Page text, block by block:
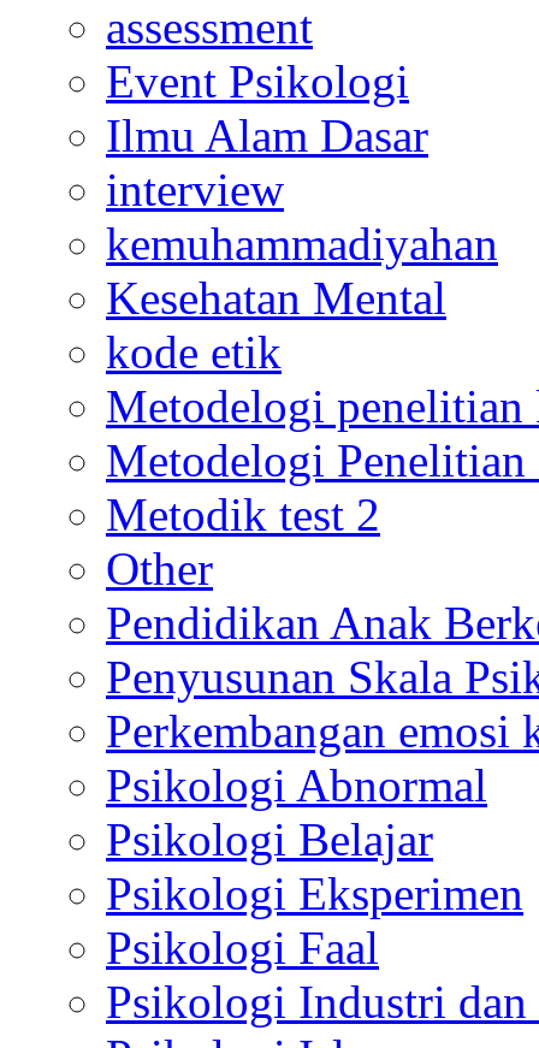
assessment
Event Psikologi
Ilmu Alam Dasar
interview
kemuhammadiyahan
Kesehatan Mental
kode etik
Metodelogi
Metodelogi
Metodik test 2
Other
Pendidikan Anak
Penyusunan Skala
Perkembangan emosi
Psikologi Abnormal
Psikologi Belajar
Psikologi Eksperimen
Psikologi Faal
Psikologi Industri dan